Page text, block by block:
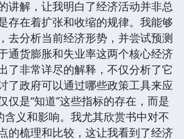
讲解，让我明白了经济活动并非总
存在着扩张和收缩的规律。我能够
去分析当前经济形势，并尝试预测
通货膨胀和失业率这两个核心经济
了非常详尽的解释，不仅分析了它
了政府可以通过哪些政策工具来应
仅是“知道”这些指标的存在，而是
含义和影响。我尤其欣赏书中对不
的梳理和比较，这让我看到了经济